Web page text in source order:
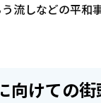
流しなどの平和
向けての